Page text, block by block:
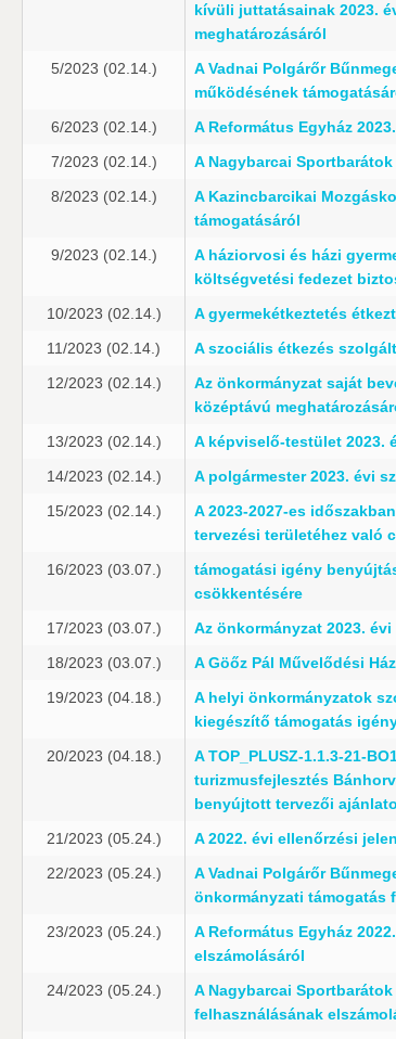
kívüli juttatásainak 2023.
meghatározásáról
5/2023 (02.14.)
A Vadnai Polgárőr
működésének
6/2023 (02.14.)
A Református Egyház
7/2023 (02.14.)
A Nagybarcai
8/2023 (02.14.)
A Kazincbarcikai
támogatásáról
9/2023 (02.14.)
A háziorvosi és házi
költségvetési fedezet
10/2023 (02.14.)
A gyermekétkeztetés
11/2023 (02.14.)
A szociális étkezés
12/2023 (02.14.)
Az önkormányzat saját
középtávú
13/2023 (02.14.)
A képviselő-testület 2023.
14/2023 (02.14.)
A polgármester 2023. évi
15/2023 (02.14.)
A 2023-2027-es
tervezési területéhez való
16/2023 (03.07.)
támogatási igény
csökkentésére
17/2023 (03.07.)
Az önkormányzat 2023.
18/2023 (03.07.)
A Göőz Pál Művelődési
19/2023 (04.18.)
A helyi önkormányzatok
kiegészítő támogatás
20/2023 (04.18.)
A TOP_PLUSZ-1.1.3-21-
turizmusfejlesztés
benyújtott tervezői
21/2023 (05.24.)
A 2022. évi ellenőrzési
22/2023 (05.24.)
A Vadnai Polgárőr
önkormányzati támogatás
23/2023 (05.24.)
A Református Egyház
elszámolásáról
24/2023 (05.24.)
A Nagybarcai
felhasználásának